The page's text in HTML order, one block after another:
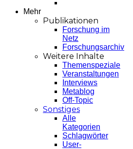
Mehr
Publikationen
Forschung im
Netz
Forschungsarchiv
Weitere Inhalte
Themenspeziale
Veranstaltungen
Interviews
Metablog
Off-Topic
Sonstiges
Alle
Kategorien
Schlagwörter
User-